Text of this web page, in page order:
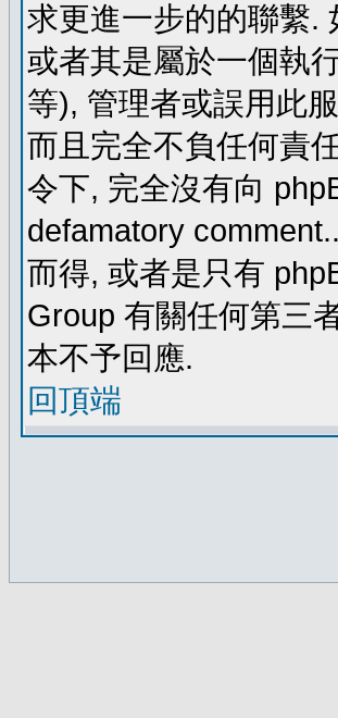
求更進一步的的聯繫.
或者其是屬於一個執
等), 管理者或誤用此
而且完全不負任何責
令下, 完全沒有向
defamatory
而得, 或者是只有
Group 有關任何第三
本不予回應.
回頂端